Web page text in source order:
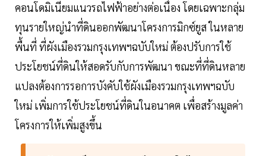
คอนโดมิเนียมแนวรถไฟฟ้าอย่างต่อเนื่อง โดยเฉพาะกลุ่ม
ทุนรายใหญ่นำที่ดินออกพัฒนาโครงการมิกซ์ยูส ในหลาย
พื้นที่ ที่ผังเมืองรวมกรุงเทพฯฉบับใหม่ ต้องปรับการใช้
ประโยชน์ที่ดินให้สอดรับกับการพัฒนา ขณะที่ที่ดินหลาย
แปลงต้องการรอการบังคับใช้ผังเมืองรวมกรุงเทพฯฉบับ
ใหม่ เพิ่มการใช้ประโยชน์ที่ดินในอนาคต เพื่อสร้างมูลค่า
โครงการให้เพิ่มสูงขึ้น